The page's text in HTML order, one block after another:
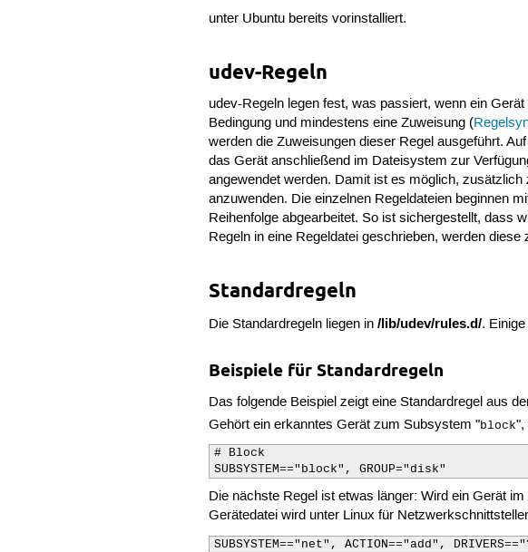
unter Ubuntu bereits vorinstalliert.
udev-Regeln
udev-Regeln legen fest, was passiert, wenn ein
Bedingung und mindestens eine Zuweisung (
werden die Zuweisungen dieser Regel ausgeführt.
das Gerät anschließend im Dateisystem zur
angewendet werden. Damit ist es möglich,
anzuwenden. Die einzelnen Regeldateien beginnen
Reihenfolge abgearbeitet. So ist sichergestellt, dass
Regeln in eine Regeldatei geschrieben, werden
Standardregeln
Die Standardregeln liegen in/lib/udev/rules.d/.
Beispiele für Standardregeln
Das folgende Beispiel zeigt eine Standardregel aus
Gehört ein erkanntes Gerät zum Subsystem "block",
# Block
SUBSYSTEM=="block", GROUP="disk"
Die nächste Regel ist etwas länger: Wird ein Gerät
Gerätedatei wird unter Linux für
SUBSYSTEM=="net", ACTION=="add",